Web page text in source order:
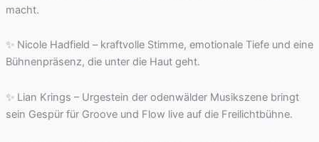
macht.
✨ Nicole Hadfield – kraftvolle Stimme, emotionale Tiefe und eine
Bühnenpräsenz, die unter die Haut geht.
✨ Lian Krings – Urgestein der odenwälder Musikszene bringt
sein Gespür für Groove und Flow live auf die Freilichtbühne.